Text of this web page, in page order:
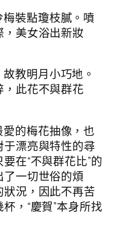
裝點瓊枝膩。噴
美女浴出新妝
教明月小巧地。
此花不與群花
的梅花抽像，也
漂亮與特性的尋
在“不與群花比”的
一切世俗的煩
況，因此不再苦
，“慶賀”本身所找